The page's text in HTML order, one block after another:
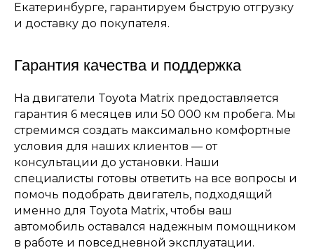
Екатеринбурге, гарантируем быструю отгрузку
и доставку до покупателя.
Гарантия качества и поддержка
На двигатели Toyota Matrix предоставляется
гарантия 6 месяцев или 50 000 км пробега. Мы
стремимся создать максимально комфортные
условия для наших клиентов — от
консультации до установки. Наши
специалисты готовы ответить на все вопросы и
помочь подобрать двигатель, подходящий
именно для Toyota Matrix, чтобы ваш
автомобиль оставался надежным помощником
в работе и повседневной эксплуатации.